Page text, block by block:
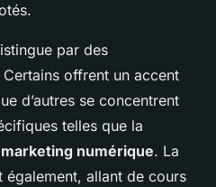
par des
offrent un accent
d’autres se concentrent
telles que la
marketing numérique. La
allant de cours